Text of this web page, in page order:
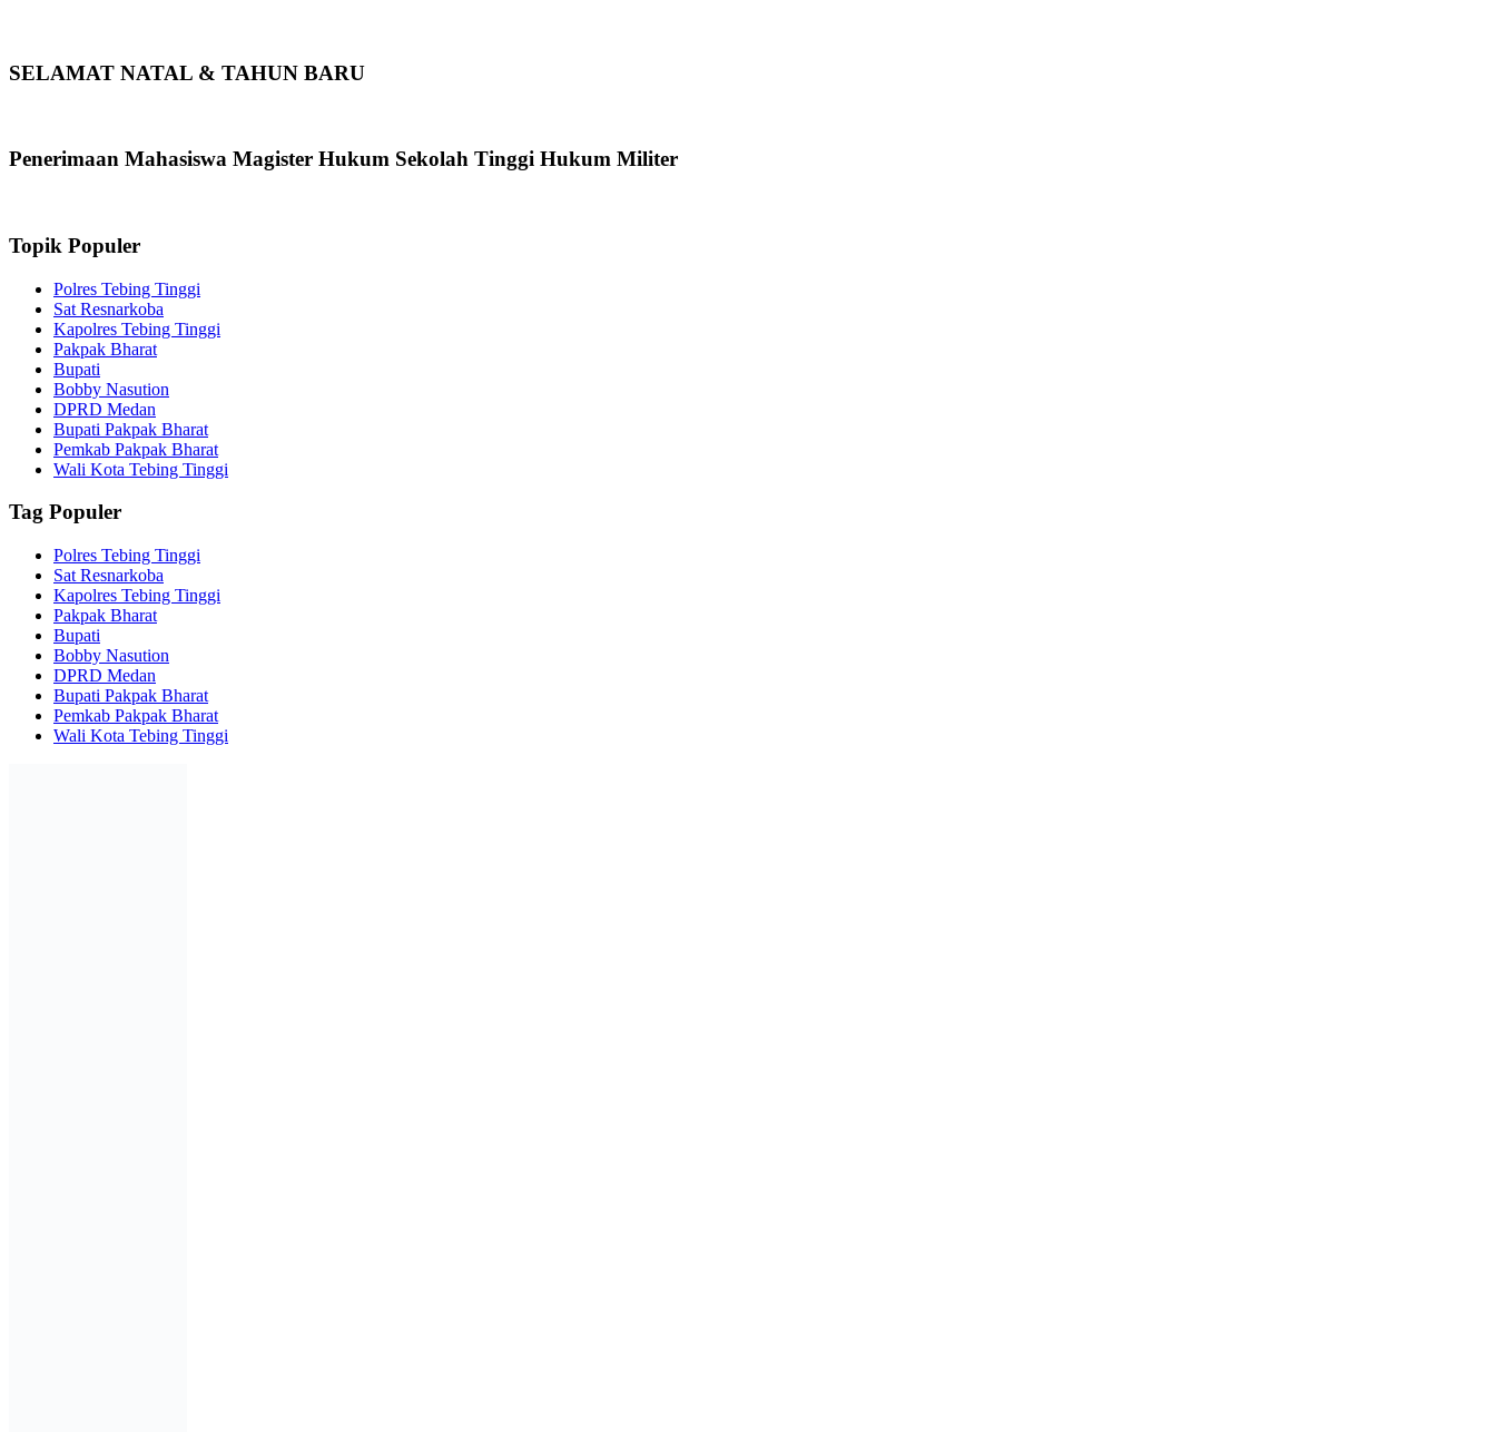
SELAMAT NATAL & TAHUN BARU
Penerimaan Mahasiswa Magister Hukum Sekolah Tinggi Hukum Militer
Topik Populer
Polres Tebing Tinggi
Sat Resnarkoba
Kapolres Tebing Tinggi
Pakpak Bharat
Bupati
Bobby Nasution
DPRD Medan
Bupati Pakpak Bharat
Pemkab Pakpak Bharat
Wali Kota Tebing Tinggi
Tag Populer
Polres Tebing Tinggi
Sat Resnarkoba
Kapolres Tebing Tinggi
Pakpak Bharat
Bupati
Bobby Nasution
DPRD Medan
Bupati Pakpak Bharat
Pemkab Pakpak Bharat
Wali Kota Tebing Tinggi